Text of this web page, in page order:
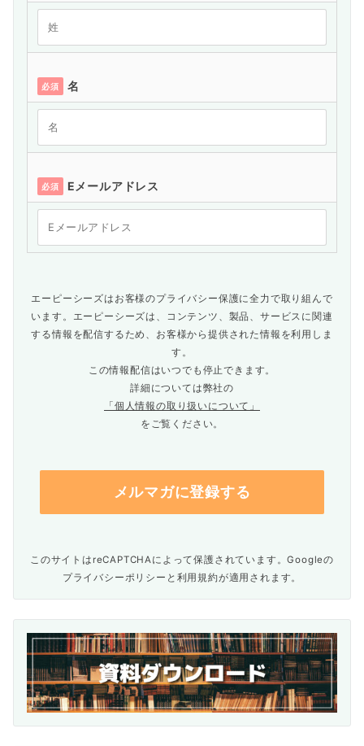
必須 名
必須 Eメールアドレス
エーピーシーズはお客様のプライバシー保護に全力で取り組んで
います。エーピーシーズは、コンテンツ、製品、サービスに関連
する情報を配信するため、お客様から提供された情報を利用しま
す。
この情報配信はいつでも停止できます。
詳細については弊社の
「個人情報の取り扱いについて」
をご覧ください。
このサイトはreCAPTCHAによって保護されています。Googleの
プライバシーポリシー と 利用規約が適用されます。